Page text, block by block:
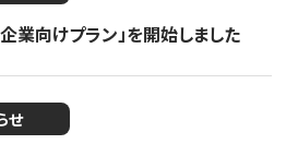
業向けプラン」を開始しました
せ